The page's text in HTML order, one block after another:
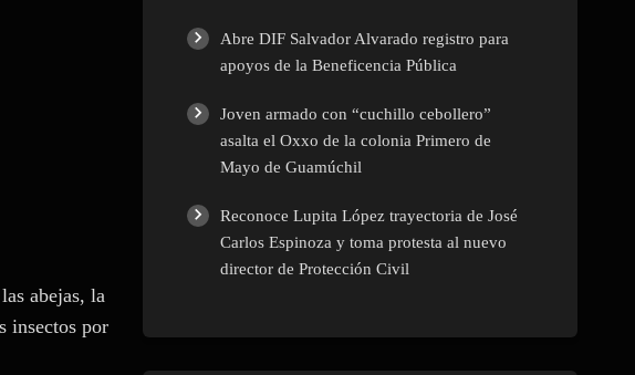
abejas, la
insectos por
Abre DIF Salvador Alvarado registro para
apoyos de la Beneficencia Pública
Joven armado con “cuchillo cebollero”
asalta el Oxxo de la colonia Primero de
Mayo de Guamúchil
Reconoce Lupita López trayectoria de José
Carlos Espinoza y toma protesta al nuevo
director de Protección Civil